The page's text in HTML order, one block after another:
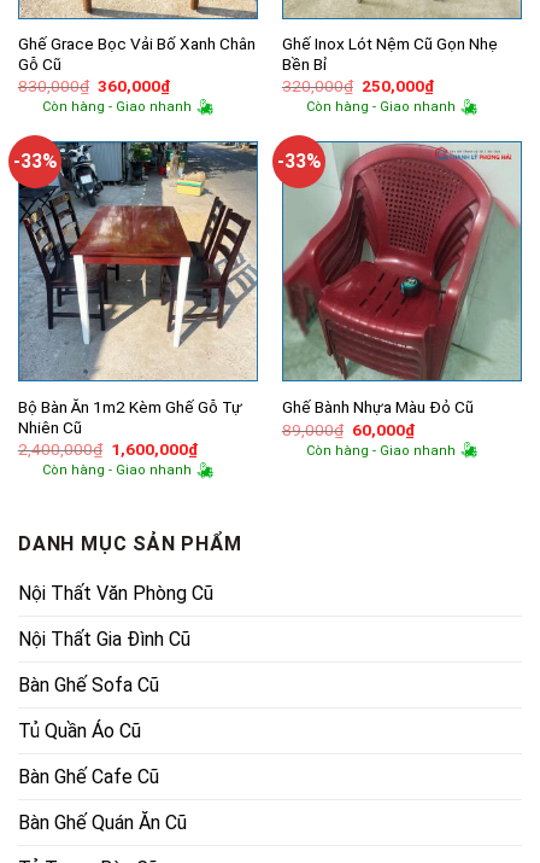
Ghế Grace Bọc Vải Bố Xanh Chân
Gỗ Cũ
830,000₫ Giá
gốc
là:
360,000₫Giá
hiện
tại
360,000₫.
Còn hàng - Giao nhanh
Ghế Inox Lót Nệm Cũ Gọn Nhẹ
Bền Bỉ
320,000₫ Giá
gốc
là:
250,000₫Giá
hiện
tại
250,000₫.
Còn hàng - Giao nhanh
-33%
Bộ Bàn Ăn 1m2 Kèm Ghế Gỗ Tự
Nhiên Cũ
2,400,000₫ Giá
gốc
là:
1,600,000₫Giá
hiện
tại
Còn hàng - Giao nhanh
-33%
Ghế Bành Nhựa Màu Đỏ Cũ
89,000₫ Giá
gốc
là:
60,000₫Giá
hiện
tại
Còn hàng - Giao nhanh
DANH MỤC SẢN PHẨM
Nội Thất Văn Phòng Cũ
Nội Thất Gia Đình Cũ
Bàn Ghế Sofa Cũ
Tủ Quần Áo Cũ
Bàn Ghế Cafe Cũ
Bàn Ghế Quán Ăn Cũ